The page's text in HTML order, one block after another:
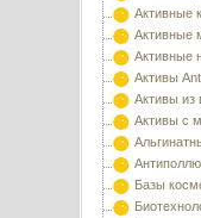
Активные
Активные
Активные
Активы
Активы из
Активы с
Базы